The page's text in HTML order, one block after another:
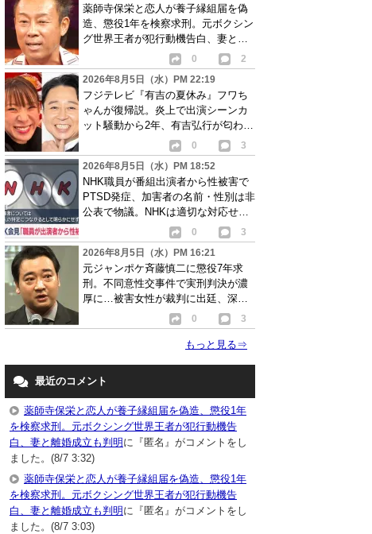
薬師寺保栄と恋人が養子縁組届を偽
造、懲役1年を検察求刑。元ボクシン
グ世界王者が犯行動機告白、妻と離
0
2
2026年8月5日（水）PM 22:19
フジテレビ『有吉の夏休み』フワち
ゃんが復帰説。炎上で出演シーンカ
ット騒動から2年、有吉弘行が匂わせ
0
3
2026年8月5日（水）PM 18:52
NHK職員が番組出演者から性被害で
PTSD発症、加害者の名前・性別は非
公表で物議。NHKは適切な対応せず
0
3
2026年8月5日（水）PM 16:21
元ジャンポケ斉藤慎二に懲役7年求
刑。不同意性交事件で実刑判決が濃
厚に…被害女性が裁判に出廷、深刻
0 3
もっと見る⇒
最近のコメント
薬師寺保栄と恋人が養子縁組届を偽造、懲役1年
を検察求刑。元ボクシング世界王者が犯行動機告
白、妻と離婚成立も判明に『匿名』がコメントをし
ました。(8/7 3:32)
薬師寺保栄と恋人が養子縁組届を偽造、懲役1年
を検察求刑。元ボクシング世界王者が犯行動機告
白、妻と離婚成立も判明に『匿名』がコメントをし
ました。(8/7 3:03)